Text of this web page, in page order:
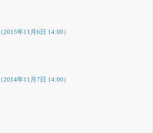
（2015年11月6日 14:00）
（2014年11月7日 14:00）